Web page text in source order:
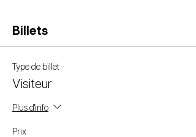
Billets
Type de billet
Visiteur
Plus d'info
Prix